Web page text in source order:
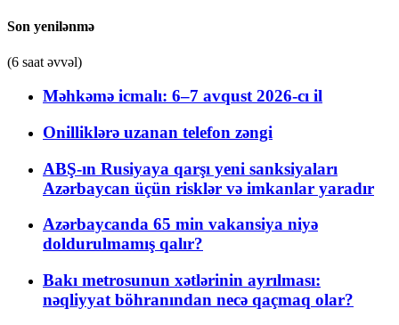
Son yenilənmə
(6 saat əvvəl)
Məhkəmə icmalı: 6–7 avqust 2026-cı il
Onilliklərə uzanan telefon zəngi
ABŞ-ın Rusiyaya qarşı yeni sanksiyaları
Azərbaycan üçün risklər və imkanlar yaradır
Azərbaycanda 65 min vakansiya niyə
doldurulmamış qalır?
Bakı metrosunun xətlərinin ayrılması:
nəqliyyat böhranından necə qaçmaq olar?